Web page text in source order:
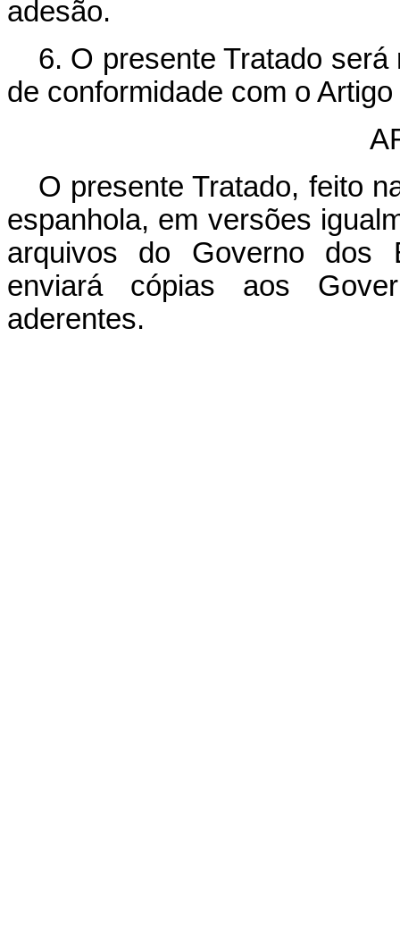
adesão.
6. O presente Tratado
de conformidade com o
O presente Tratado, feito
espanhola, em versões
arquivos do Governo dos
enviará cópias aos
aderentes.